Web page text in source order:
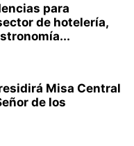
para
de hotelería,
Misa Central
de los